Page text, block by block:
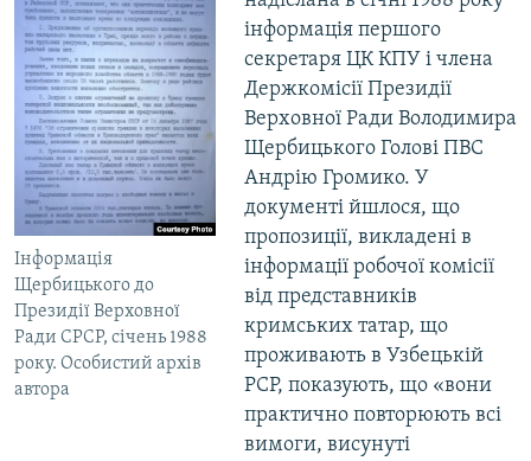
Інформація
Щербицького до
Президії Верховної
Ради СРСР, січень 1988
року. Особистий архів
автора
інформація першого
секретаря ЦК КПУ і члена
Держкомісії Президії
Верховної Ради Володимира
Щербицького Голові ПВС
Андрію Громико. У
документі йшлося, що
пропозиції, викладені в
інформації робочої комісії
від представників
кримських татар, що
проживають в Узбецькій
РСР, показують, що «вони
практично повторюють всі
вимоги, висунуті